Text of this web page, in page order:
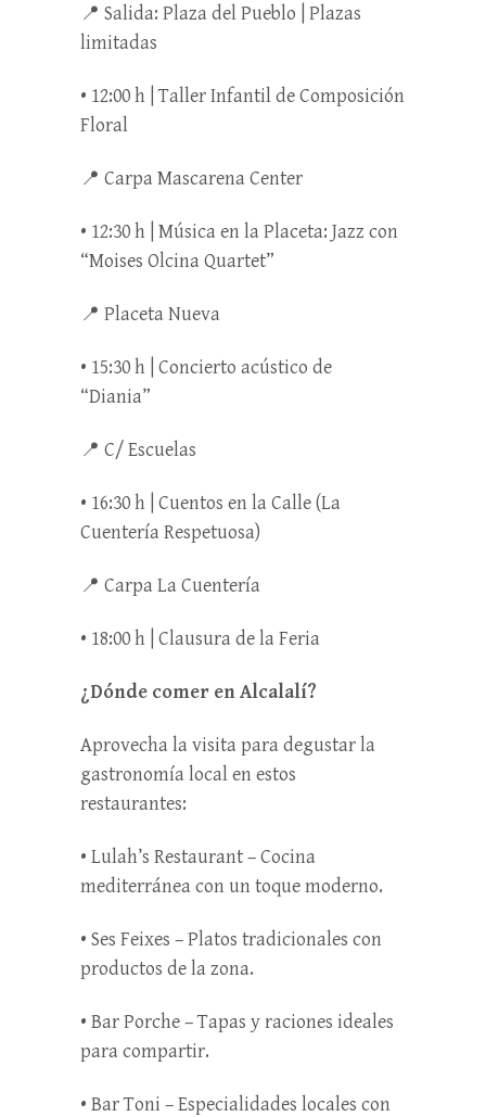
📍 Salida: Plaza del Pueblo | Plazas
limitadas
• 12:00 h | Taller Infantil de Composición
Floral
📍 Carpa Mascarena Center
• 12:30 h | Música en la Placeta: Jazz con
“Moises Olcina Quartet”
📍 Placeta Nueva
• 15:30 h | Concierto acústico de
“Diania”
📍 C/ Escuelas
• 16:30 h | Cuentos en la Calle (La
Cuentería Respetuosa)
📍 Carpa La Cuentería
• 18:00 h | Clausura de la Feria
¿Dónde comer en Alcalalí?
Aprovecha la visita para degustar la
gastronomía local en estos
restaurantes:
• Lulah’s Restaurant – Cocina
mediterránea con un toque moderno.
• Ses Feixes – Platos tradicionales con
productos de la zona.
• Bar Porche – Tapas y raciones ideales
para compartir.
• Bar Toni – Especialidades locales con